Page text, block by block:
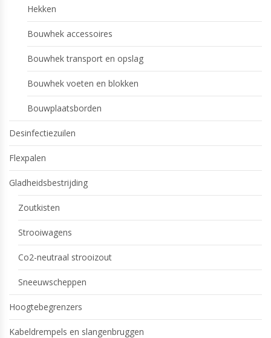
Hekken
Bouwhek accessoires
Bouwhek transport en opslag
Bouwhek voeten en blokken
Bouwplaatsborden
Desinfectiezuilen
Flexpalen
Gladheidsbestrijding
Zoutkisten
Strooiwagens
Co2-neutraal strooizout
Sneeuwscheppen
Hoogtebegrenzers
Kabeldrempels en slangenbruggen